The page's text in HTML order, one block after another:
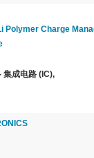
Polymer Charge
集成电路 (IC),